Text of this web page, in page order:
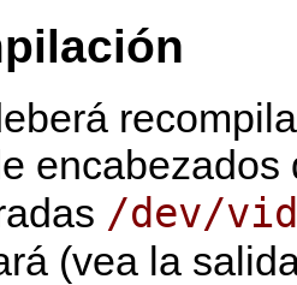
/dev/
(vea la